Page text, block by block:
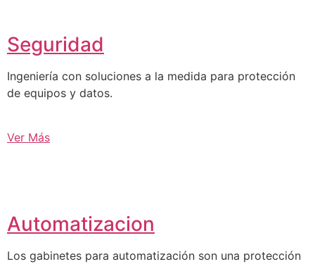
Seguridad
Ingeniería con soluciones a la medida para protección
de equipos y datos.
Ver Más
Automatizacion
Los gabinetes para automatización son una protección